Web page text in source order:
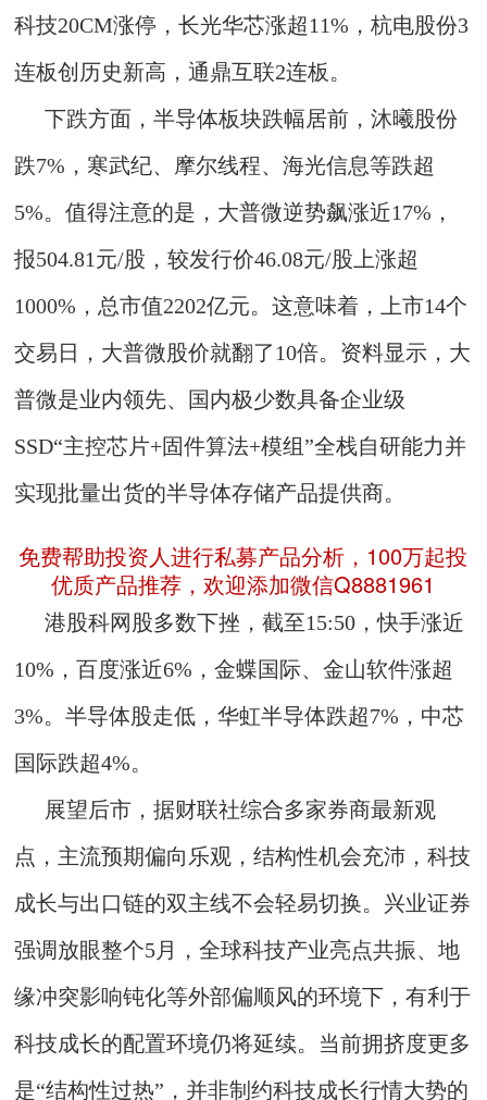
科技20CM涨停，长光华芯涨超11%，杭电股份3
连板创历史新高，通鼎互联2连板。
下跌方面，半导体板块跌幅居前，沐曦股份
跌7%，寒武纪、摩尔线程、海光信息等跌超
5%。值得注意的是，大普微逆势飙涨近17%，
报504.81元/股，较发行价46.08元/股上涨超
1000%，总市值2202亿元。这意味着，上市14个
交易日，大普微股价就翻了10倍。资料显示，大
普微是业内领先、国内极少数具备企业级
SSD“主控芯片+固件算法+模组”全栈自研能力并
实现批量出货的半导体存储产品提供商。
免费帮助投资人进行私募产品分析，100万起投
优质产品推荐，欢迎添加微信Q8881961
港股科网股多数下挫，截至15:50，快手涨近
10%，百度涨近6%，金蝶国际、金山软件涨超
3%。半导体股走低，华虹半导体跌超7%，中芯
国际跌超4%。
展望后市，据财联社综合多家券商最新观
点，主流预期偏向乐观，结构性机会充沛，科技
成长与出口链的双主线不会轻易切换。兴业证券
强调放眼整个5月，全球科技产业亮点共振、地
缘冲突影响钝化等外部偏顺风的环境下，有利于
科技成长的配置环境仍将延续。当前拥挤度更多
是“结构性过热”，并非制约科技成长行情大势的